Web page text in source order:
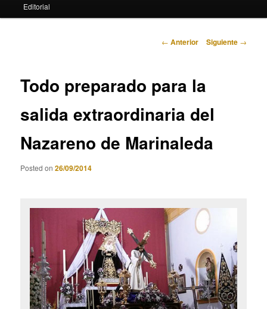
Editorial
Navegación
← Anterior Siguiente →
Todo preparado para la
salida extraordinaria del
Nazareno de Marinaleda
Posted on26/09/2014